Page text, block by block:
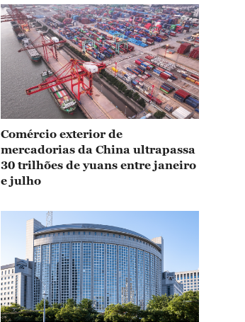
Comércio exterior de
mercadorias da China ultrapassa
30 trilhões de yuans entre janeiro
e julho